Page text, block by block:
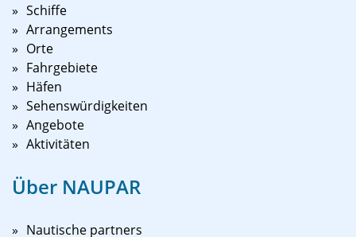
Schiffe
Arrangements
Orte
Fahrgebiete
Häfen
Sehenswürdigkeiten
Angebote
Aktivitäten
Über NAUPAR
Nautische partners